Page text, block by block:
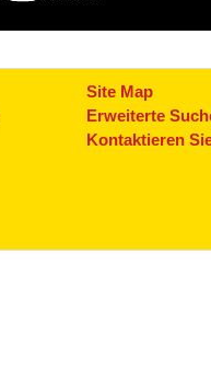
Site Map
Erweiterte
Kontaktieren